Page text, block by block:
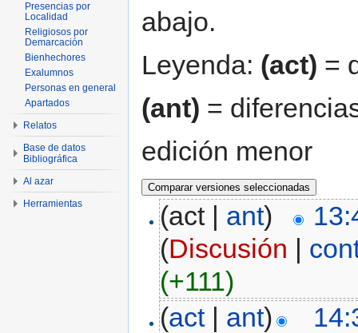
abajo.
Leyenda: (act) =
(ant) =
edición menor
(act | ant)
(Discusión |
(+111)
(act| ant)
Presencias por
Localidad
Religiosos por
Demarcación
Bienhechores
Exalumnos
Personas en general
Apartados
Relatos
Base de datos
Bibliográfica
Al azar
Herramientas